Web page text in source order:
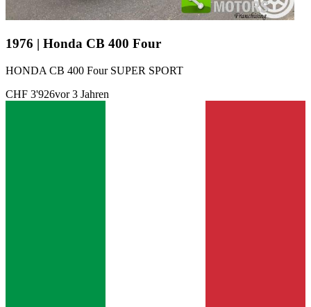
1976 | Honda CB 400 Four
HONDA CB 400 Four SUPER SPORT
CHF 3'926vor 3 Jahren